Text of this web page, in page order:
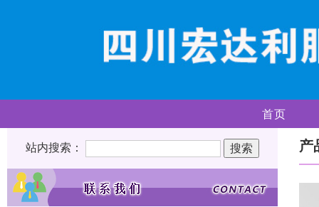
首页
站内搜索： 产